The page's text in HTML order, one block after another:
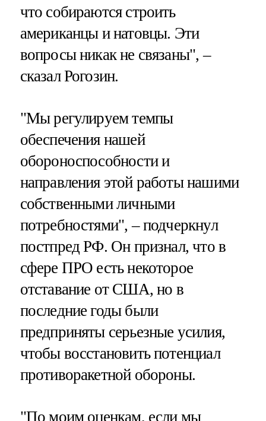
что собираются строить
американцы и натовцы. Эти
вопросы никак не связаны", –
сказал Рогозин.
"Мы регулируем темпы
обеспечения нашей
обороноспособности и
направления этой работы нашими
собственными личными
потребностями", – подчеркнул
постпред РФ. Он признал, что в
сфере ПРО есть некоторое
отставание от США, но в
последние годы были
предприняты серьезные усилия,
чтобы восстановить потенциал
противоракетной обороны.
"По моим оценкам, если мы